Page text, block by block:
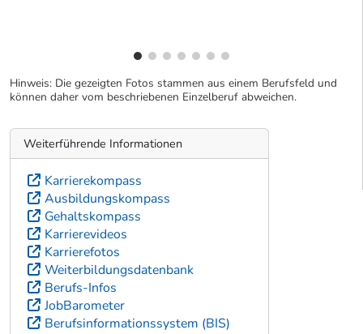
Hinweis: Die gezeigten Fotos stammen aus einem Berufsfeld und
können daher vom beschriebenen Einzelberuf abweichen.
Weiterführende Informationen
Karrierekompass
Ausbildungskompass
Gehaltskompass
Karrierevideos
Karrierefotos
Weiterbildungsdatenbank
Berufs-Infos
JobBarometer
Berufsinformationssystem (BIS)